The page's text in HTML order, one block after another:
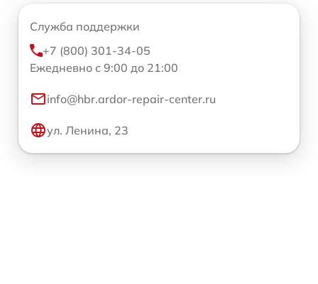
Служба поддержки
+7 (800) 301-34-05
Ежедневно с 9:00 до 21:00
info@hbr.ardor-repair-center.ru
ул. Ленина, 23